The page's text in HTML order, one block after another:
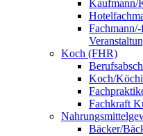
Kaufmann/
Koch (FHR)
Koch/
Fachkraft
Bäcker/